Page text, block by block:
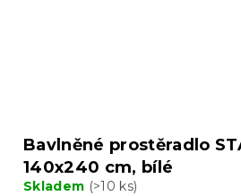
Bavlněné prostěradlo
140x240 cm, bílé
Skladem (>10 ks)